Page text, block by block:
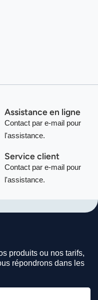
Assistance en ligne
Contact par e-mail pour
l'assistance.
Service client
Contact par e-mail pour
l'assistance.
produits ou nos tarifs,
répondrons dans les